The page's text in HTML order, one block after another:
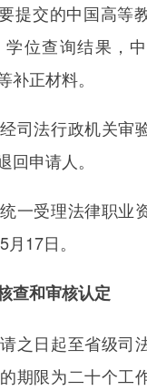
交的中国高等
学位查询结果，
补正材料。
法行政机关审
申请人。
受理法律职业
17日。
查和审核认定
日起至省级司
期限为二十个工